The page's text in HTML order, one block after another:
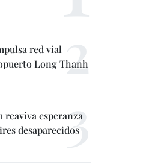
red vial
Long Thanh
reaviva esperanza
desaparecidos